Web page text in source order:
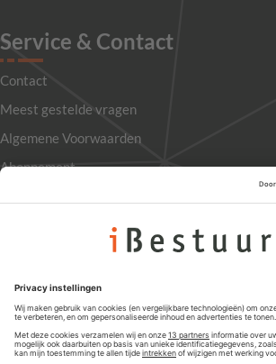
Service & Contact
Contact
Meest gestelde vragen
Algemene Voorwaarden
Abonnement
Privacyinstellingen